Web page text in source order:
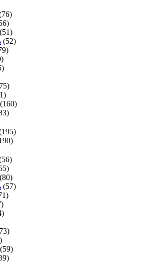
(51)
(52)
(160)
(80)
(57)
(59)